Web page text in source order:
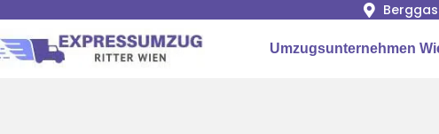
Umzugsunternehmen